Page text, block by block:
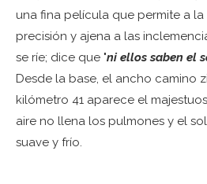
una fina película que permite a
precisión y ajena a las
se ríe; dice que "ni ellos saben el
Desde la base, el ancho camino
kilómetro 41 aparece el
aire no llena los pulmones y el
suave y frío.